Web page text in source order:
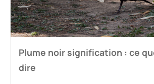
Plume noir signification : ce
dire